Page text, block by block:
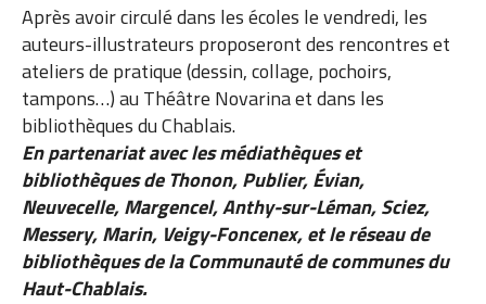
Après avoir circulé dans les écoles le vendredi, les
auteurs-illustrateurs proposeront des rencontres et
ateliers de pratique (dessin, collage, pochoirs,
tampons…) au Théâtre Novarina et dans les
bibliothèques du Chablais.
En partenariat avec les médiathèques et
bibliothèques de Thonon, Publier, Évian,
Neuvecelle, Margencel, Anthy-sur-Léman, Sciez,
Messery, Marin, Veigy-Foncenex, et le réseau de
bibliothèques de la Communauté de communes du
Haut-Chablais.